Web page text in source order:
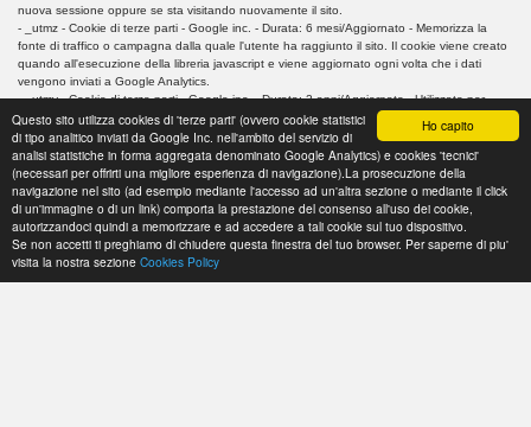
Ho capito
Questo sito utilizza cookies di 'terze parti' (ovvero cookie statistici
di tipo analitico inviati da Google Inc. nell'ambito del servizio di
analisi statistiche in forma aggregata denominato Google Analytics) e cookies 'tecnici'
(necessari per offrirti una migliore esperienza di navigazione).La prosecuzione della
navigazione nel sito (ad esempio mediante l'accesso ad un'altra sezione o mediante il click
di un'immagine o di un link) comporta la prestazione del consenso all'uso dei cookie,
autorizzandoci quindi a memorizzare e ad accedere a tali cookie sul tuo dispositivo.
Se non accetti ti preghiamo di chiudere questa finestra del tuo browser. Per saperne di piu'
visita la nostra sezione Cookies Policy
nuova sessione oppure se sta visitando nuovamente il sito.
- _utmz - Cookie di terze parti - Google inc. - Durata: 6 mesi/Aggiornato - Memorizza la
fonte di traffico o campagna dalla quale l'utente ha raggiunto il sito. Il cookie viene creato
quando all'esecuzione della libreria javascript e viene aggiornato ogni volta che i dati
vengono inviati a Google Analytics.
- _utmv - Cookie di terze parti - Google inc. - Durata: 2 anni/Aggiornato - Utilizzato per
memorizzare a livello di visitatore dati variabili personalizzati. Viene aggiornato ogni volta
che i dati vengono inviati a Google Analytics.
- _ga - Cookie di terze parti - Google inc. - Durata: 2 anni - Utilizzato per distinguere gli
utenti.